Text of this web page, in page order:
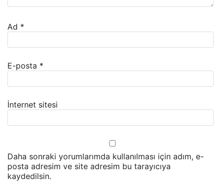
Ad *
E-posta *
İnternet sitesi
Daha sonraki yorumlarımda kullanılması için adım, e-
posta adresim ve site adresim bu tarayıcıya
kaydedilsin.